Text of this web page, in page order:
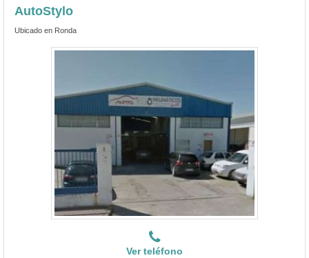
AutoStylo
Ubicado en Ronda
Ver teléfono